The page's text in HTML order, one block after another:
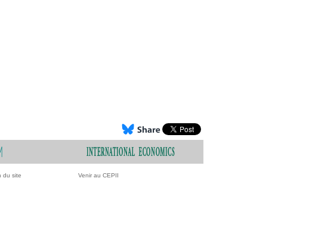
du site Venir au CEPII